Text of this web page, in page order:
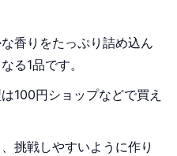
香りをたっぷり詰め込ん
る1品です。
100円ショップなどで買え
挑戦しやすいように作り